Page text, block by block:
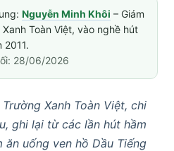
Nguyễn Minh Khôi – Giám
Toàn Việt, vào nghề hút
2011.
28/06/2026
Xanh Toàn Việt, chi
ghi lại từ các lần hút hầm
uống ven hồ Dầu Tiếng